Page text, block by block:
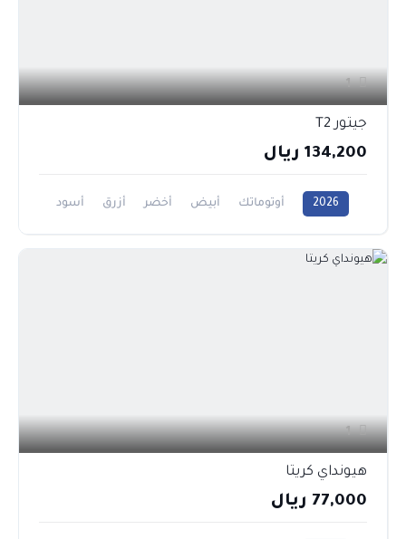
1
جيتور T2
134,200 ريال
2026 أوتوماتك أبيض أخضر أزرق
أسود
1
هيونداي كريتا
77,000 ريال